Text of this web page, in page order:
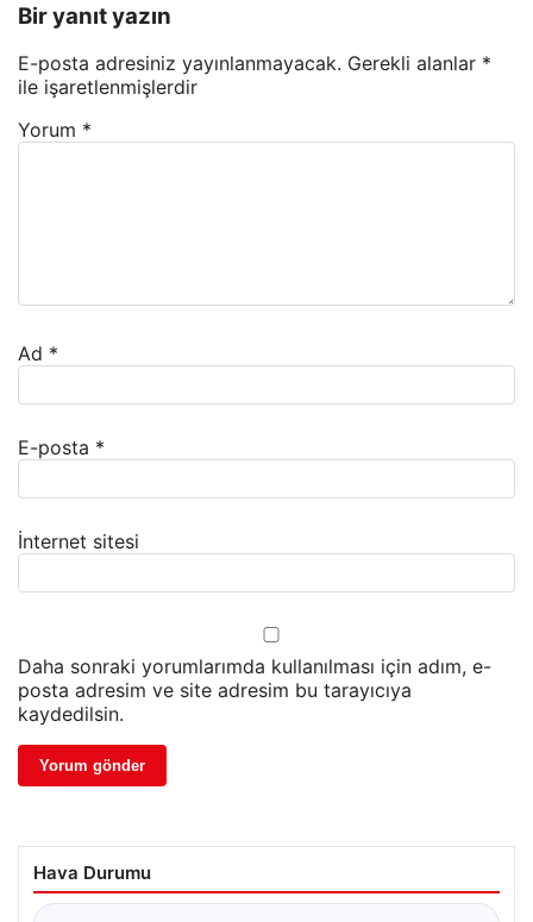
Bir yanıt yazın
E-posta adresiniz yayınlanmayacak. Gerekli alanlar *
ile işaretlenmişlerdir
Yorum *
Ad *
E-posta *
İnternet sitesi
Daha sonraki yorumlarımda kullanılması için adım, e-
posta adresim ve site adresim bu tarayıcıya
kaydedilsin.
Hava Durumu